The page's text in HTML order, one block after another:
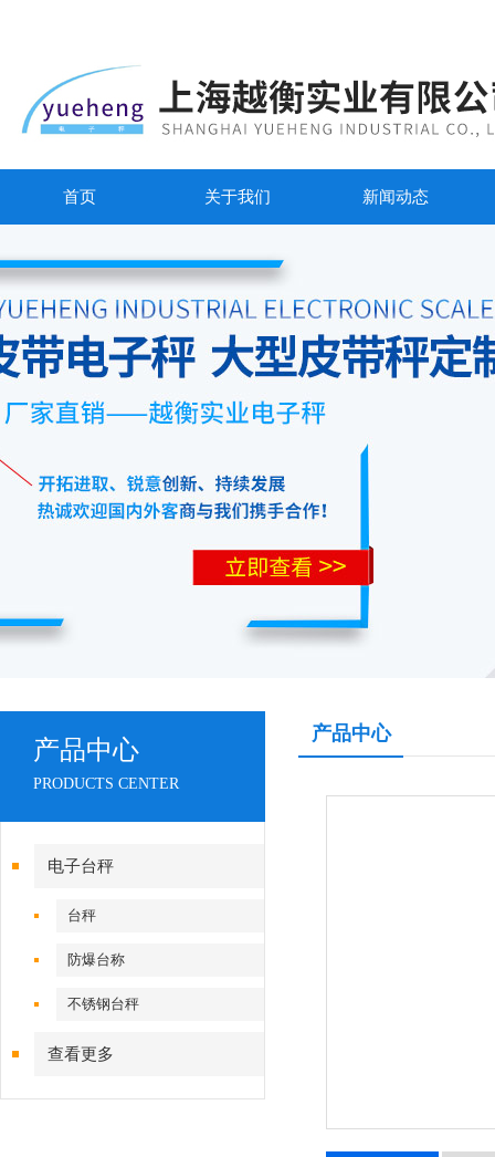
首页 关于我们 新闻动态
产品中心
PRODUCTS CENTER
电子台秤
台秤
防爆台称
不锈钢台秤
查看更多
产品中心